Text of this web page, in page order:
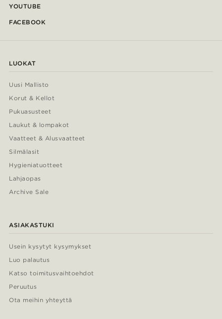
YOUTUBE
FACEBOOK
LUOKAT
Uusi Mallisto
Korut & Kellot
Pukuasusteet
Laukut & lompakot
Vaatteet & Alusvaatteet
Silmälasit
Hygieniatuotteet
Lahjaopas
Archive Sale
ASIAKASTUKI
Usein kysytyt kysymykset
Luo palautus
Katso toimitusvaihtoehdot
Peruutus
Ota meihin yhteyttä